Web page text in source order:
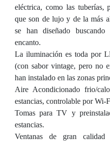
eléctrica, como las tuberías,
que son de lujo y de la más
se han diseñado
encanto.
La iluminación es toda por
(con sabor vintage, pero no
han instalado en las zonas
Aire Acondicionado frio/
estancias, controlable por Wi-
Tomas para TV y
estancias.
Ventanas de gran calidad